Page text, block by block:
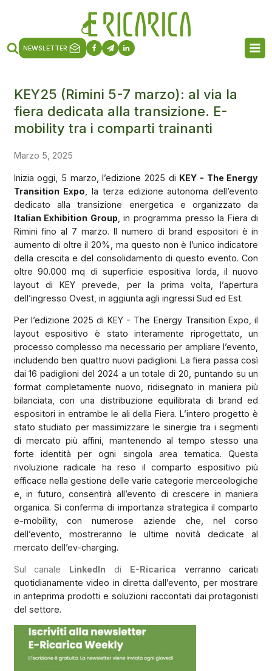
NEWSLETTER
KEY25 (Rimini 5-7 marzo): al via la
fiera dedicata alla transizione. E-
mobility tra i comparti trainanti
Marzo 5, 2025
Inizia oggi, 5 marzo, l’edizione 2025 di KEY - The Energy
Transition Expo , la terza edizione autonoma dell’evento
dedicato alla transizione energetica e organizzato da
Italian Exhibition Group , in programma presso la Fiera di
Rimini fino al 7 marzo. Il numero di brand espositori è in
aumento di oltre il 20%, ma questo non è l’unico indicatore
della crescita e del consolidamento di questo evento. Con
oltre 90.000 mq di superficie espositiva lorda, il nuovo
layout di KEY prevede, per la prima volta, l’apertura
dell’ingresso Ovest, in aggiunta agli ingressi Sud ed Est.
Per l’edizione 2025 di KEY - The Energy Transition Expo, il
layout espositivo è stato interamente riprogettato, un
processo complesso ma necessario per ampliare l’evento,
includendo ben quattro nuovi padiglioni. La fiera passa così
dai 16 padiglioni del 2024 a un totale di 20, puntando su un
format completamente nuovo, ridisegnato in maniera più
bilanciata, con una distribuzione equilibrata di brand ed
espositori in entrambe le ali della Fiera. L’intero progetto è
stato studiato per massimizzare le sinergie tra i segmenti
di mercato più affini, mantenendo al tempo stesso una
forte identità per ogni singola area tematica. Questa
rivoluzione radicale ha reso il comparto espositivo più
efficace nella gestione delle varie categorie merceologiche
e, in futuro, consentirà all’evento di crescere in maniera
organica. Si conferma di importanza strategica il comparto
e-mobility, con numerose aziende che, nel corso
dell’evento, mostreranno le ultime novità dedicate al
mercato dell’ev-charging.
Sul canale LinkedIn di E-Ricarica verranno caricati
quotidianamente video in diretta dall’evento, per mostrare
in anteprima prodotti e soluzioni raccontati dai protagonisti
del settore.